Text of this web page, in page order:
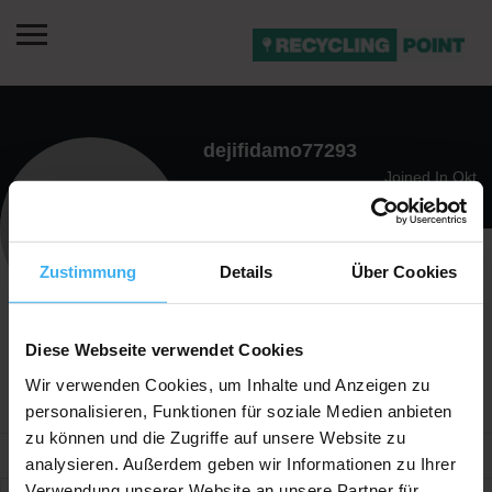
Zustimmung Details Über Cookies
Diese Webseite verwendet Cookies
Wir verwenden Cookies, um Inhalte und Anzeigen zu
personalisieren, Funktionen für soziale Medien anbieten
zu können und die Zugriffe auf unsere Website zu
analysieren. Außerdem geben wir Informationen zu Ihrer
dejifidamo77293
Joined In Okt.
2025
0 Listing